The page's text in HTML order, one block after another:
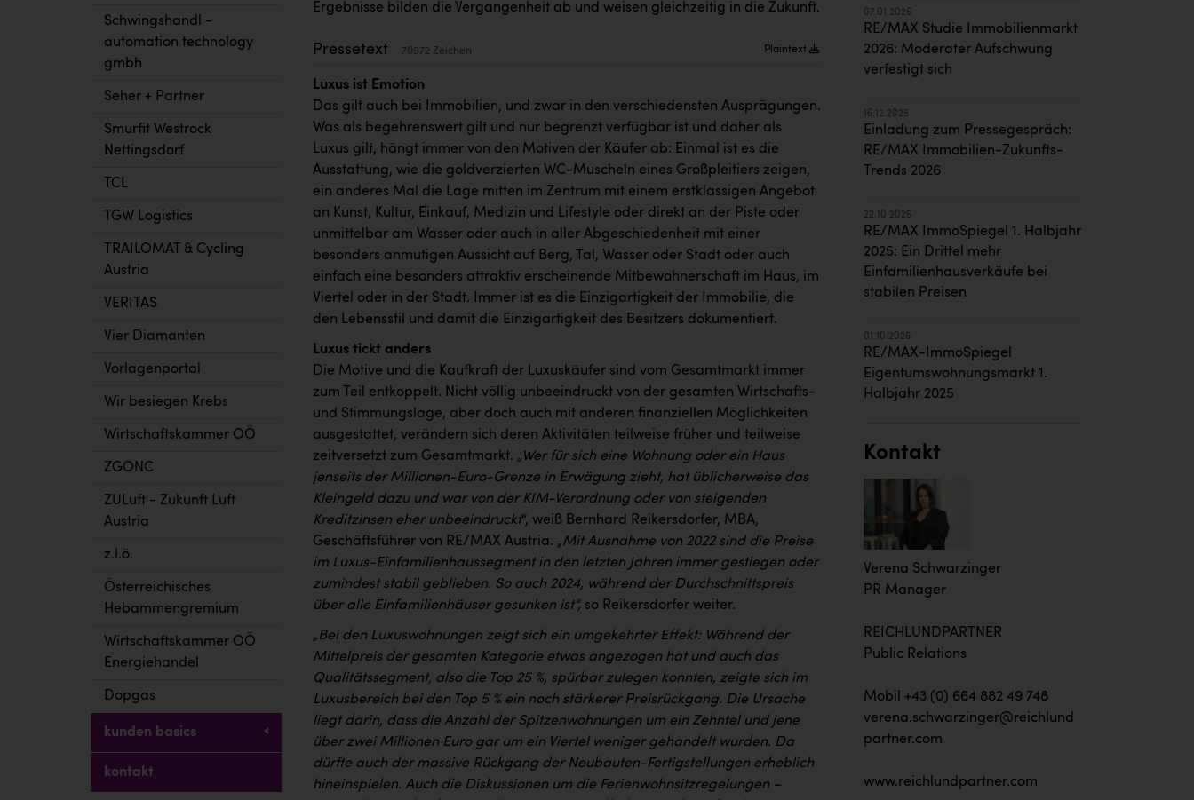
Schwingshandl -
automation technology
gmbh
Seher + Partner
Smurfit Westrock
Nettingsdorf
TCL
TGW Logistics
TRAILOMAT & Cycling
Austria
VERITAS
Vier Diamanten
Vorlagenportal
Wir besiegen Krebs
Wirtschaftskammer OÖ
ZGONC
ZULuft - Zukunft Luft
Austria
z.l.ö.
Österreichisches
Hebammengremium
Wirtschaftskammer OÖ
Energiehandel
Dopgas
kunden basics
kontakt
Ergebnisse bilden die Vergangenheit ab und weisen gleichzeitig in die Zukunft.
Pressetext 70972 Zeichen Plaintext
Luxus ist Emotion
Das gilt auch bei Immobilien, und zwar in den verschiedensten Ausprägungen.
Was als begehrenswert gilt und nur begrenzt verfügbar ist und daher als
Luxus gilt, hängt immer von den Motiven der Käufer ab: Einmal ist es die
Ausstattung, wie die goldverzierten WC-Muscheln eines Großpleitiers zeigen,
ein anderes Mal die Lage mitten im Zentrum mit einem erstklassigen Angebot
an Kunst, Kultur, Einkauf, Medizin und Lifestyle oder direkt an der Piste oder
unmittelbar am Wasser oder auch in aller Abgeschiedenheit mit einer
besonders anmutigen Aussicht auf Berg, Tal, Wasser oder Stadt oder auch
einfach eine besonders attraktiv erscheinende Mitbewohnerschaft im Haus, im
Viertel oder in der Stadt. Immer ist es die Einzigartigkeit der Immobilie, die
den Lebensstil und damit die Einzigartigkeit des Besitzers dokumentiert.
Luxus tickt anders
Die Motive und die Kaufkraft der Luxuskäufer sind vom Gesamtmarkt immer
zum Teil entkoppelt. Nicht völlig unbeeindruckt von der gesamten Wirtschafts-
und Stimmungslage, aber doch auch mit anderen finanziellen Möglichkeiten
ausgestattet, verändern sich deren Aktivitäten teilweise früher und teilweise
zeitversetzt zum Gesamtmarkt. „Wer für sich eine Wohnung oder ein Haus
jenseits der Millionen-Euro-Grenze in Erwägung zieht, hat üblicherweise das
Kleingeld dazu und war von der KIM-Verordnung oder von steigenden
Kreditzinsen eher unbeeindruckt“, weiß Bernhard Reikersdorfer, MBA,
Geschäftsführer von RE/MAX Austria. „Mit Ausnahme von 2022 sind die Preise
im Luxus-Einfamilienhaussegment in den letzten Jahren immer gestiegen oder
zumindest stabil geblieben. So auch 2024, während der Durchschnittspreis
über alle Einfamilienhäuser gesunken ist“, so Reikersdorfer weiter.
„Bei den Luxuswohnungen zeigt sich ein umgekehrter Effekt: Während der
Mittelpreis der gesamten Kategorie etwas angezogen hat und auch das
Qualitätssegment, also die Top 25 %, spürbar zulegen konnten, zeigte sich im
Luxusbereich bei den Top 5 % ein noch stärkerer Preisrückgang. Die Ursache
liegt darin, dass die Anzahl der Spitzenwohnungen um ein Zehntel und jene
über zwei Millionen Euro gar um ein Viertel weniger gehandelt wurden. Da
dürfte auch der massive Rückgang der Neubauten-Fertigstellungen erheblich
hineinspielen. Auch die Diskussionen um die Ferienwohnsitzregelungen –
07.01.2026
RE/MAX Studie Immobilienmarkt
2026: Moderater Aufschwung
verfestigt sich
16.12.2025
Einladung zum Pressegespräch:
RE/MAX Immobilien-Zukunfts-
Trends 2026
22.10.2025
RE/MAX ImmoSpiegel 1. Halbjahr
2025: Ein Drittel mehr
Einfamilienhausverkäufe bei
stabilen Preisen
01.10.2025
RE/MAX-ImmoSpiegel
Eigentumswohnungsmarkt 1.
Halbjahr 2025
Kontakt
Verena Schwarzinger
PR Manager
REICHLUNDPARTNER
Public Relations
Mobil +43 (0) 664 882 49 748
verena.schwarzinger@reichlund
partner.com
www.reichlundpartner.com